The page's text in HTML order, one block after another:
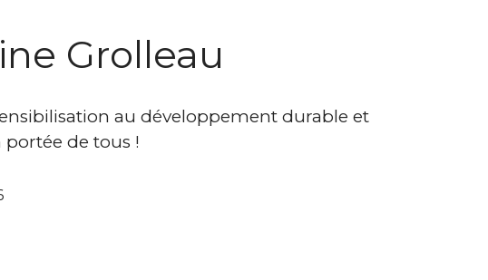
Grolleau
au développement durable et
de tous !